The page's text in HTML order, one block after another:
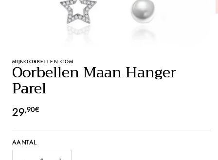
MIJNOORBELLEN.COM
Oorbellen Maan Hanger
Parel
Normale
prijs
29,90€
AANTAL